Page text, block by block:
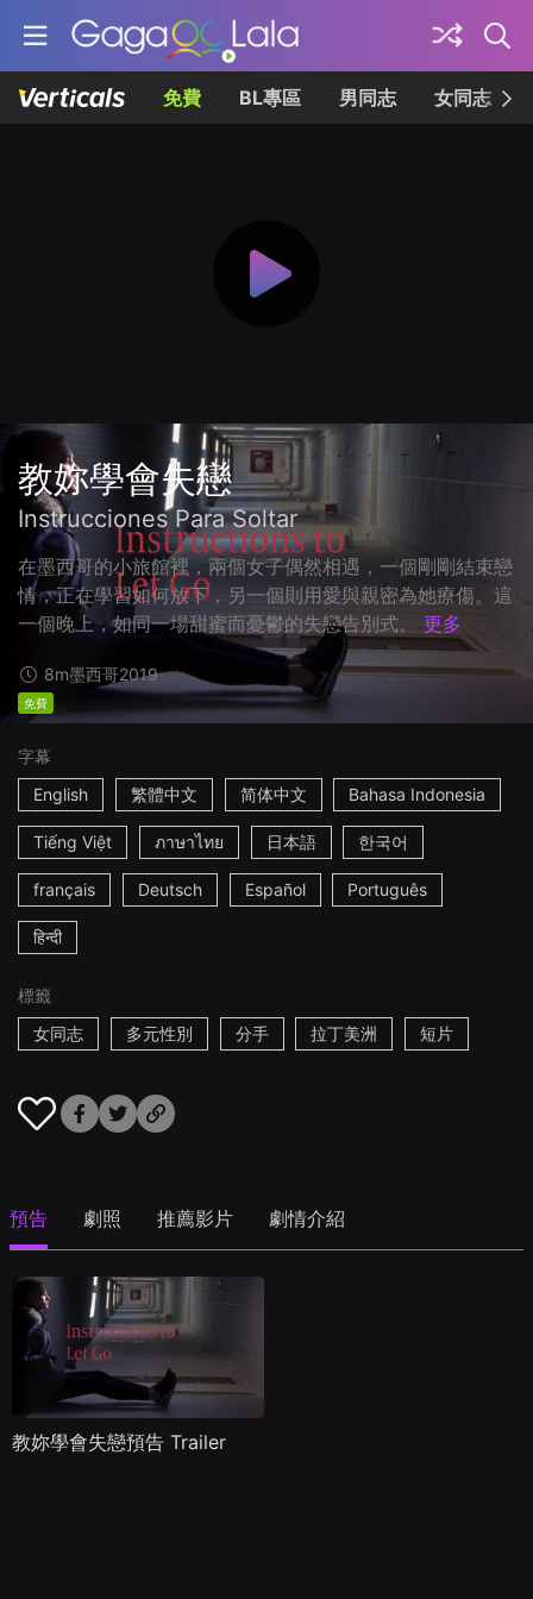
免費 BL專區 男同志 女同志
教妳學會失戀
Instrucciones Para Soltar
在墨西哥的小旅館裡，兩個女子偶然相遇，一個剛剛結束戀
情，正在學習如何放下，另一個則用愛與親密為她療傷。這
一個晚上，如同一場甜蜜而憂鬱的失戀告別式。
更多
8m墨西哥2019
免費
字幕
English
繁體中文 简体中文 Bahasa Indonesia
Tiếng Việt ภาษาไทย 日本語 한국어
français Deutsch Español Português
हिन्दी
標籤
女同志
多元性別 分手 拉丁美洲 短片
預告 劇照 推薦影片 劇情介紹
教妳學會失戀預告 Trailer